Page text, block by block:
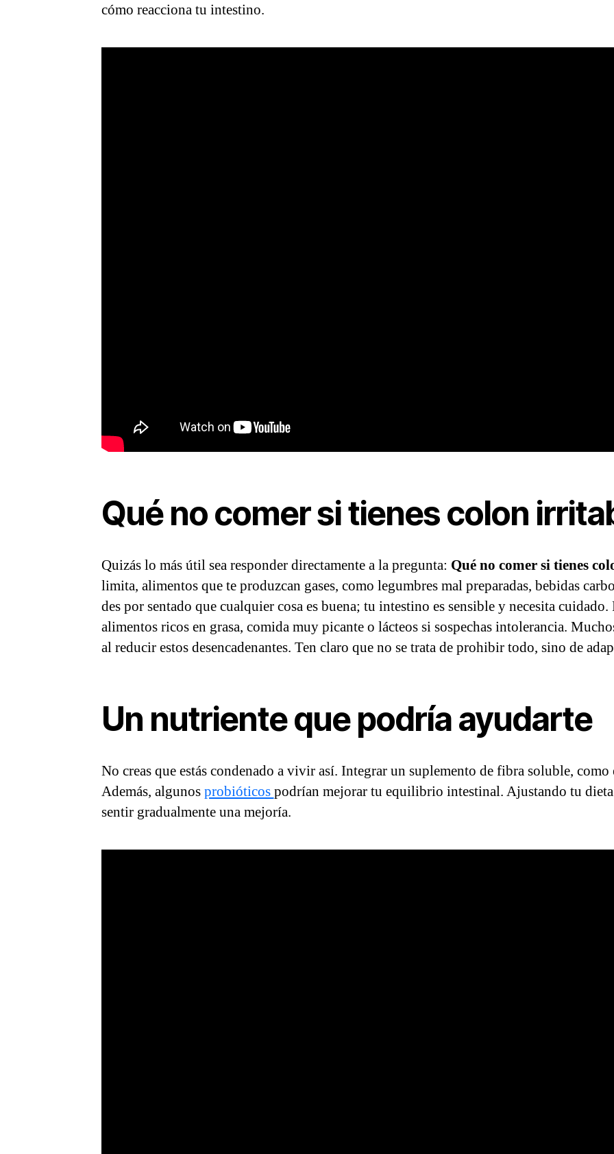
cómo reacciona tu intestino.
Qué no comer si tienes colon
Quizás lo más útil sea responder directamente a la pregunta: Qué no comer si tienes
limita, alimentos que te produzcan gases, como legumbres mal preparadas, bebidas
des por sentado que cualquier cosa es buena; tu intestino es sensible y necesita
alimentos ricos en grasa, comida muy picante o lácteos si sospechas intolerancia.
al reducir estos desencadenantes. Ten claro que no se trata de prohibir todo, sino de
Un nutriente que podría ayudarte
No creas que estás condenado a vivir así. Integrar un suplemento de fibra soluble,
Además, algunos probióticos podrían mejorar tu equilibrio intestinal. Ajustando tu
sentir gradualmente una mejoría.